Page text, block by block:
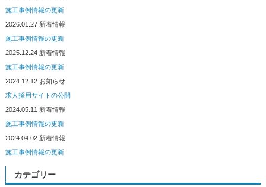
施工事例情報の更新
2026.01.27 新着情報
施工事例情報の更新
2025.12.24 新着情報
施工事例情報の更新
2024.12.12 お知らせ
求人採用サイトの公開
2024.05.11 新着情報
施工事例情報の更新
2024.04.02 新着情報
施工事例情報の更新
カテゴリー